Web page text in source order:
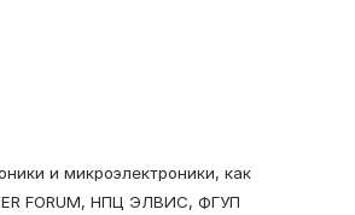
и микроэлектроники, как
FORUM, НПЦ ЭЛВИС, ФГУП